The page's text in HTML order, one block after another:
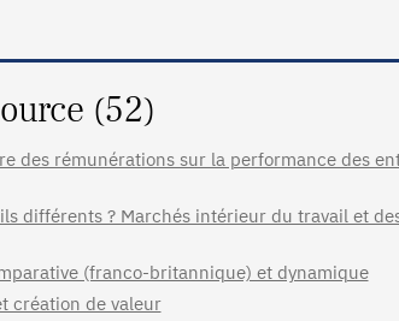
(52)
des rémunérations sur la performance des
différents ? Marchés intérieur du travail et
(franco-britannique) et dynamique
création de valeur